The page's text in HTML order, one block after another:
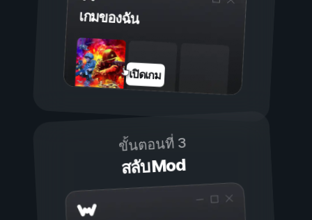
เกมของฉัน
เปิดเกม
ขั้นตอนที่ 3
สลับ Mod